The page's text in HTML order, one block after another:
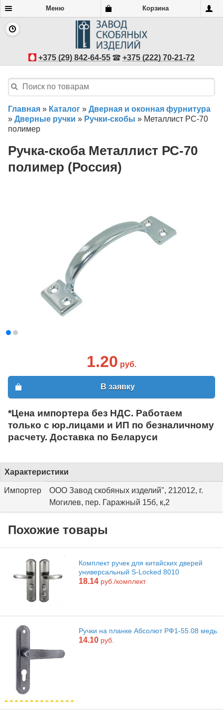
Меню Корзина
+375 (29) 842-64-55 +375 (222) 70-21-72
Главная » Каталог » Дверная и оконная фурнитура
» Дверные ручки » Ручки-скобы » Металлист РС-70
полимер
Ручка-скоба Металлист РС-70
полимер (Россия)
1.20 руб.
В заявку
*Цена импортера без НДС. Работаем
только с юр.лицами и ИП по безналичному
расчету. Доставка по Беларуси
Характеристики
Импортер
ООО Завод скобяных изделий", 212012, г.
Могилев, пер. Гаражный 15б, к,2
Похожие товары
Комплект ручек для китайских дверей
универсальный S-Locked 8010
18.14 руб./комплект
Ручки на планке Абсолют РФ1-55.08 медь
14.10 руб.